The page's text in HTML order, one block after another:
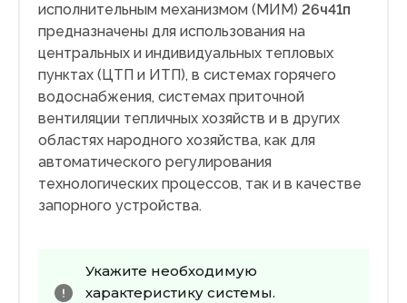
исполнительным механизмом (МИМ) 26ч41п
предназначены для использования на
центральных и индивидуальных тепловых
пунктах (ЦТП и ИТП), в системах горячего
водоснабжения, системах приточной
вентиляции тепличных хозяйств и в других
областях народного хозяйства, как для
автоматического регулирования
технологических процессов, так и в качестве
запорного устройства.
Укажите необходимую
характеристику системы.